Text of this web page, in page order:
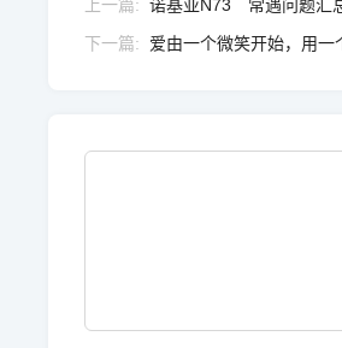
上一篇
诺基亚N73 常遇问题汇
下一篇
爱由一个微笑开始，用一